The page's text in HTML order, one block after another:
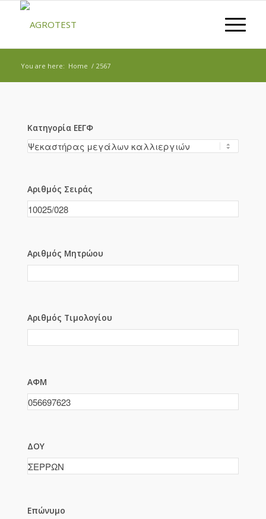
You are here: Home / 2567
Κατηγορία ΕΕΓΦ
Αριθμός Σειράς
Αριθμός Μητρώου
Αριθμός Τιμολογίου
ΑΦΜ
ΔΟΥ
Επώνυμο